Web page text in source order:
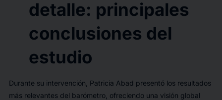
detalle: principales
conclusiones del
estudio
Durante su intervención, Patricia Abad presentó los resultados
más relevantes del barómetro, ofreciendo una visión global